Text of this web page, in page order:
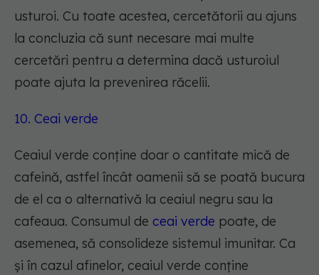
usturoi. Cu toate acestea, cercetătorii au ajuns
la concluzia că sunt necesare mai multe
cercetări pentru a determina dacă usturoiul
poate ajuta la prevenirea răcelii.
10. Ceai verde
Ceaiul verde conține doar o cantitate mică de
cafeină, astfel încât oamenii să se poată bucura
de el ca o alternativă la ceaiul negru sau la
cafeaua. Consumul de ceai verde poate, de
asemenea, să consolideze sistemul imunitar. Ca
și în cazul afinelor, ceaiul verde conține